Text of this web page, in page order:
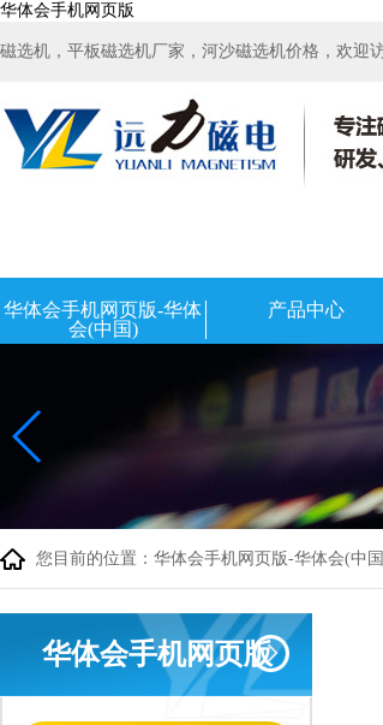
华体会手机网页版
磁选机，平板磁选机厂家，河沙磁选机价格，欢迎
华体会手机网页版-华体
会(中国)
产品中心
您目前的位置： 华体会手机网页版-华体会(中
华体会手机网页版